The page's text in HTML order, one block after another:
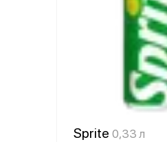
Sprite 0,33 л